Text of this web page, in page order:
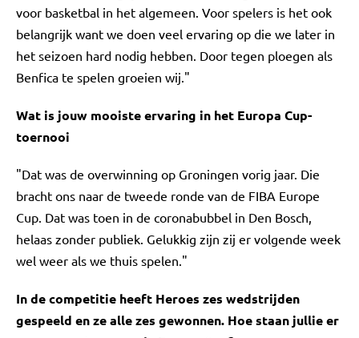
voor basketbal in het algemeen. Voor spelers is het ook
belangrijk want we doen veel ervaring op die we later in
het seizoen hard nodig hebben. Door tegen ploegen als
Benfica te spelen groeien wij."
Wat is jouw mooiste ervaring in het Europa Cup-
toernooi
"Dat was de overwinning op Groningen vorig jaar. Die
bracht ons naar de tweede ronde van de FIBA Europe
Cup. Dat was toen in de coronabubbel in Den Bosch,
helaas zonder publiek. Gelukkig zijn zij er volgende week
wel weer als we thuis spelen."
In de competitie heeft Heroes zes wedstrijden
gespeeld en ze alle zes gewonnen. Hoe staan jullie er